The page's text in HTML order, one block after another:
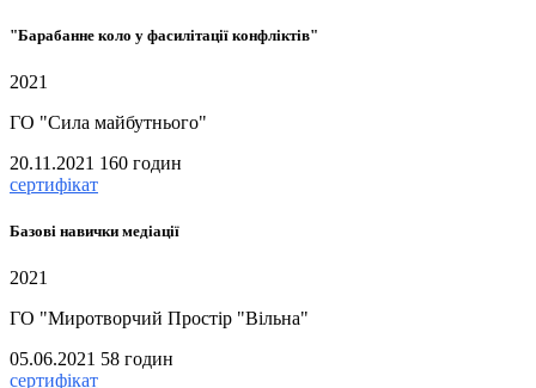
"Барабанне коло у фасилітації конфліктів"
2021
ГО "Сила майбутнього"
20.11.2021 160 годин
сертифікат
Базові навички медіації
2021
ГО "Миротворчий Простір "Вільна"
05.06.2021 58 годин
сертифікат